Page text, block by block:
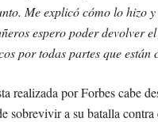
Me explicó cómo lo hizo
espero poder devolver
por todas partes que están
realizada por Forbes cabe
sobrevivir a su batalla